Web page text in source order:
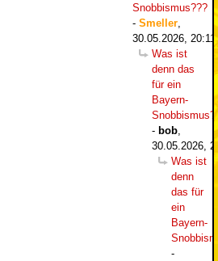
Snobbismus???
- Smeller
30.05.2026, 20:11
Was ist
denn das
für ein
Bayern-
- bob
30.05.2026,
Was ist
denn
das für
ein
Bayern-
-